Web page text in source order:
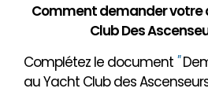
Comment demander votre
Club Des
Complétez le document "
au Yacht Club des